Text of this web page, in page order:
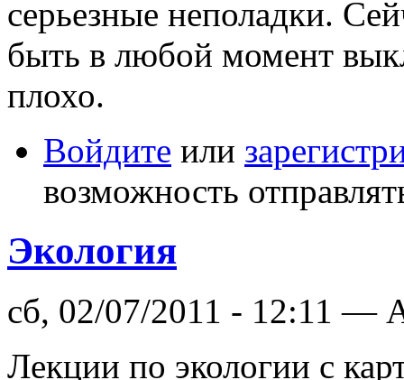
серьезные неполадки.
быть в любой момент
плохо.
Войдите или
возможность
Экология
сб, 02/07/2011 - 12:11 —
Лекции по экологии с